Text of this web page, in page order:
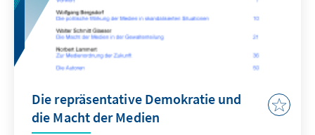
Die repräsentative Demokratie und
die Macht der Medien